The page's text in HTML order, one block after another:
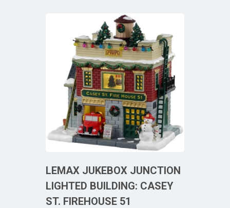
LEMAX JUKEBOX JUNCTION
LIGHTED BUILDING: CASEY
ST. FIREHOUSE 51